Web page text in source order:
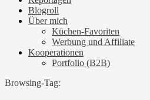
Blogroll
Über mich
Küchen-Favoriten
Werbung und Affiliate
Kooperationen
Portfolio (B2B)
Browsing-Tag: